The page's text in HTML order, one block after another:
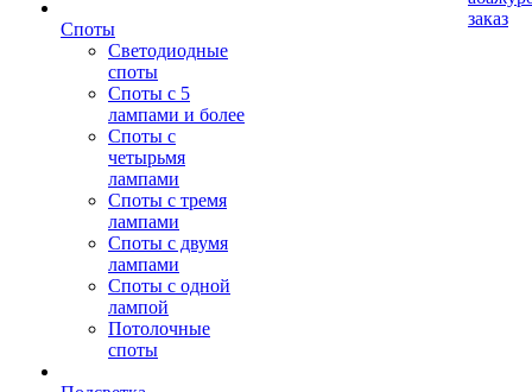
Споты
Светодиодные
споты
Споты с 5
лампами и более
Споты с
четырьмя
лампами
Споты с тремя
лампами
Споты с двумя
лампами
Споты с одной
лампой
Потолочные
споты
заказ